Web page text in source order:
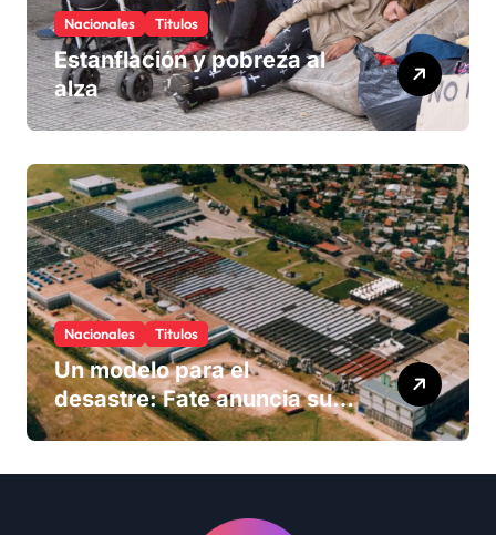
Nacionales Titulos
Estanflación y pobreza al
alza
Nacionales Titulos
Un modelo para el
desastre: Fate anuncia su
cierre definitivo y despide a